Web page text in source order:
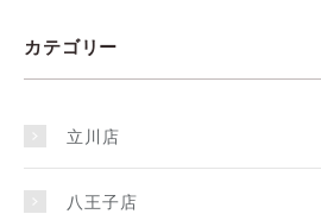
カテゴリー
立川店
八王子店